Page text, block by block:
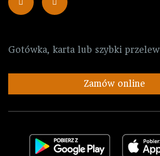
Gotówka, karta lub szybki przelew
Zamów online